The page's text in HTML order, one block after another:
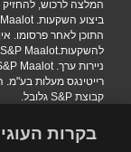
המלצה לרכוש, להחזיק
התוכן לאחר פרסומו.
רייטינגס מעלות בע"מ.
קבוצת S&P גלובל.
Global. All rights
reserved
בקרות